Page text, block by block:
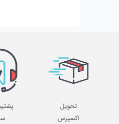
تحویل
اکسپرس